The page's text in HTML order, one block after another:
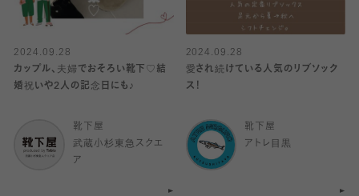
2024.09.28
カップル、夫婦でおそろい靴下♡結
婚祝いや2人の記念日にも♪
靴下屋
武蔵小杉東急スクエ
ア
2024.09.28
愛され続けている人気のリブソック
ス！
靴下屋
アトレ目黒